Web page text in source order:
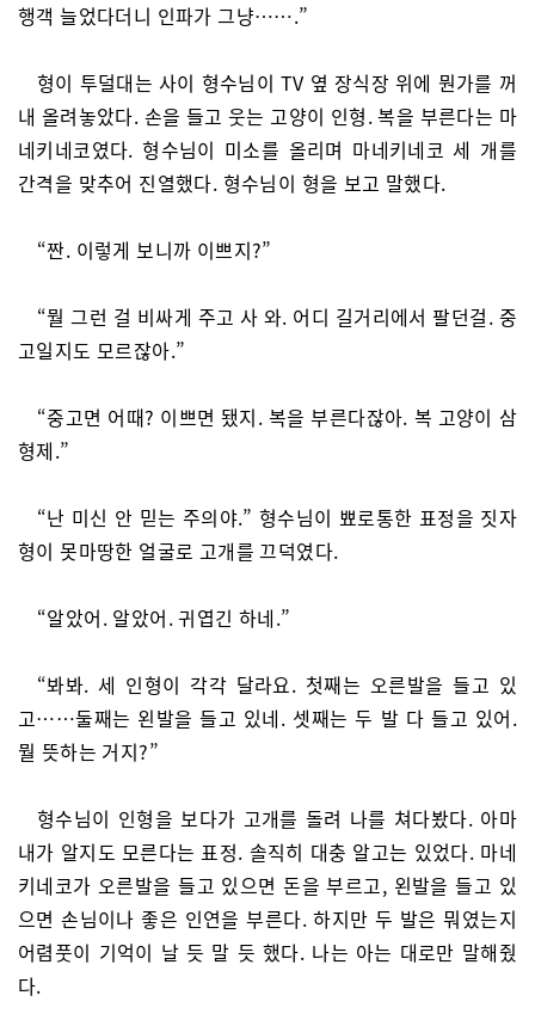
행객 늘었다더니 인파가 그냥…….”
형이 투덜대는 사이 형수님이 TV 옆 장식장 위에 뭔가를 꺼
내 올려놓았다. 손을 들고 웃는 고양이 인형. 복을 부른다는 마
네키네코였다. 형수님이 미소를 올리며 마네키네코 세 개를
간격을 맞추어 진열했다. 형수님이 형을 보고 말했다.
“짠. 이렇게 보니까 이쁘지?”
“뭘 그런 걸 비싸게 주고 사 와. 어디 길거리에서 팔던걸. 중
고일지도 모르잖아.”
“중고면 어때? 이쁘면 됐지. 복을 부른다잖아. 복 고양이 삼
형제.”
“난 미신 안 믿는 주의야.” 형수님이 뾰로통한 표정을 짓자
형이 못마땅한 얼굴로 고개를 끄덕였다.
“알았어. 알았어. 귀엽긴 하네.”
“봐봐. 세 인형이 각각 달라요. 첫째는 오른발을 들고 있
고……둘째는 왼발을 들고 있네. 셋째는 두 발 다 들고 있어.
뭘 뜻하는 거지?”
형수님이 인형을 보다가 고개를 돌려 나를 쳐다봤다. 아마
내가 알지도 모른다는 표정. 솔직히 대충 알고는 있었다. 마네
키네코가 오른발을 들고 있으면 돈을 부르고, 왼발을 들고 있
으면 손님이나 좋은 인연을 부른다. 하지만 두 발은 뭐였는지
어렴풋이 기억이 날 듯 말 듯 했다. 나는 아는 대로만 말해줬
다.